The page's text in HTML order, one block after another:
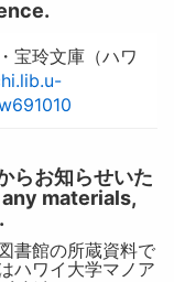
宝玲文庫（ハワ
らお知らせいた
any materials,
書館の所蔵資料で
ハワイ大学マノア